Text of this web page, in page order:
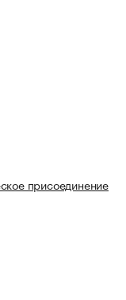
присоединение